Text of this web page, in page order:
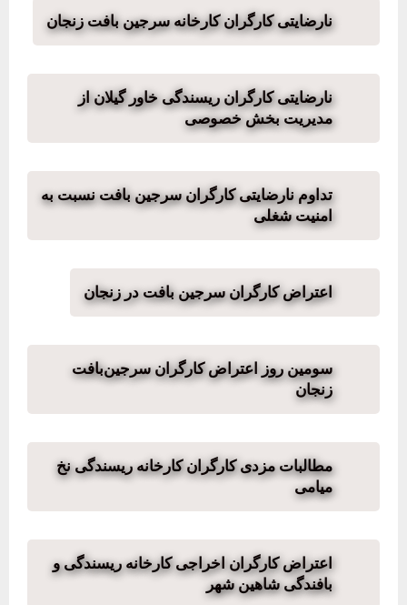
نارضایتی کارگران کارخانه سرجین بافت زنجان
نارضایتی کارگران ریسندگی خاور گیلان از
مدیریت بخش خصوصی
تداوم نارضایتی کارگران سرجین بافت نسبت به
امنیت شغلی
اعتراض کارگران سرجین بافت در زنجان
سومین روز اعتراض کارگران سرجین‌بافت
زنجان
مطالبات مزدی کارگران کارخانه ریسندگی نخ
میامی
اعتراض کارگران اخراجی کارخانه‌ ریسندگی و
بافندگی شاهین شهر